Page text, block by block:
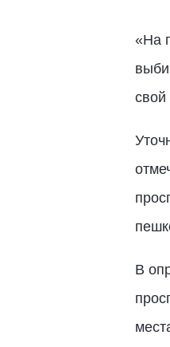
«На
свой
В